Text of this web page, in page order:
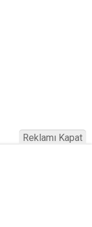
Reklamı Kapat